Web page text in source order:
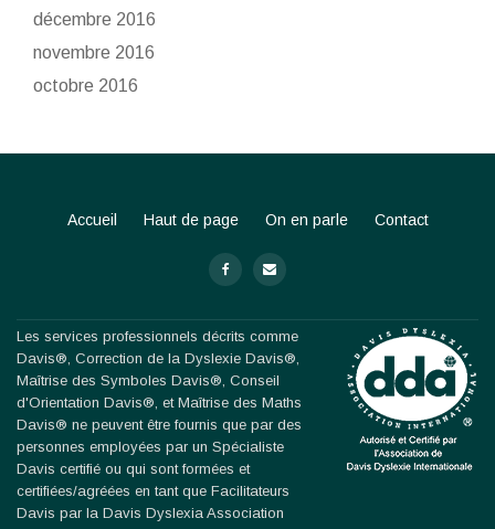
décembre 2016
novembre 2016
octobre 2016
c
o
n
d
a
r
Accueil Haut de page On en parle Contact
Les services professionnels décrits comme
Davis®, Correction de la Dyslexie Davis®,
Maîtrise des Symboles Davis®, Conseil
d'Orientation Davis®, et Maîtrise des Maths
Davis® ne peuvent être fournis que par des
personnes employées par un Spécialiste
Davis certifié ou qui sont formées et
certifiées/agréées en tant que Facilitateurs
Davis par la Davis Dyslexia Association